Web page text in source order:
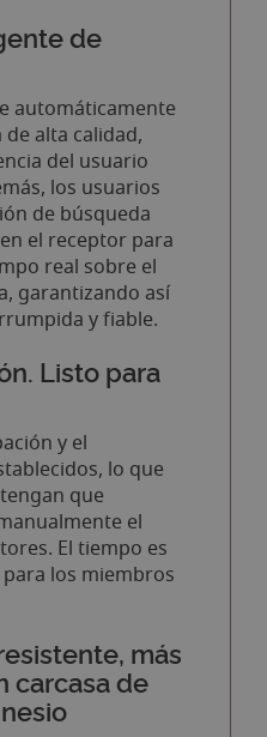
de
automáticamente
alta calidad,
del usuario
los usuarios
de búsqueda
el receptor para
real sobre el
garantizando así
y fiable.
Listo para
y el
lo que
que
el
El tiempo es
los miembros
más
carcasa de